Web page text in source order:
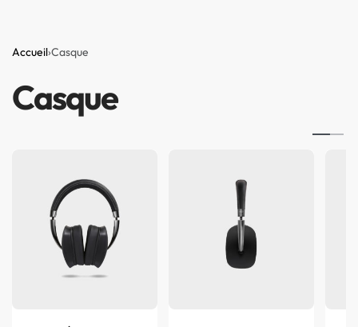
Accueil›Casque
Casque